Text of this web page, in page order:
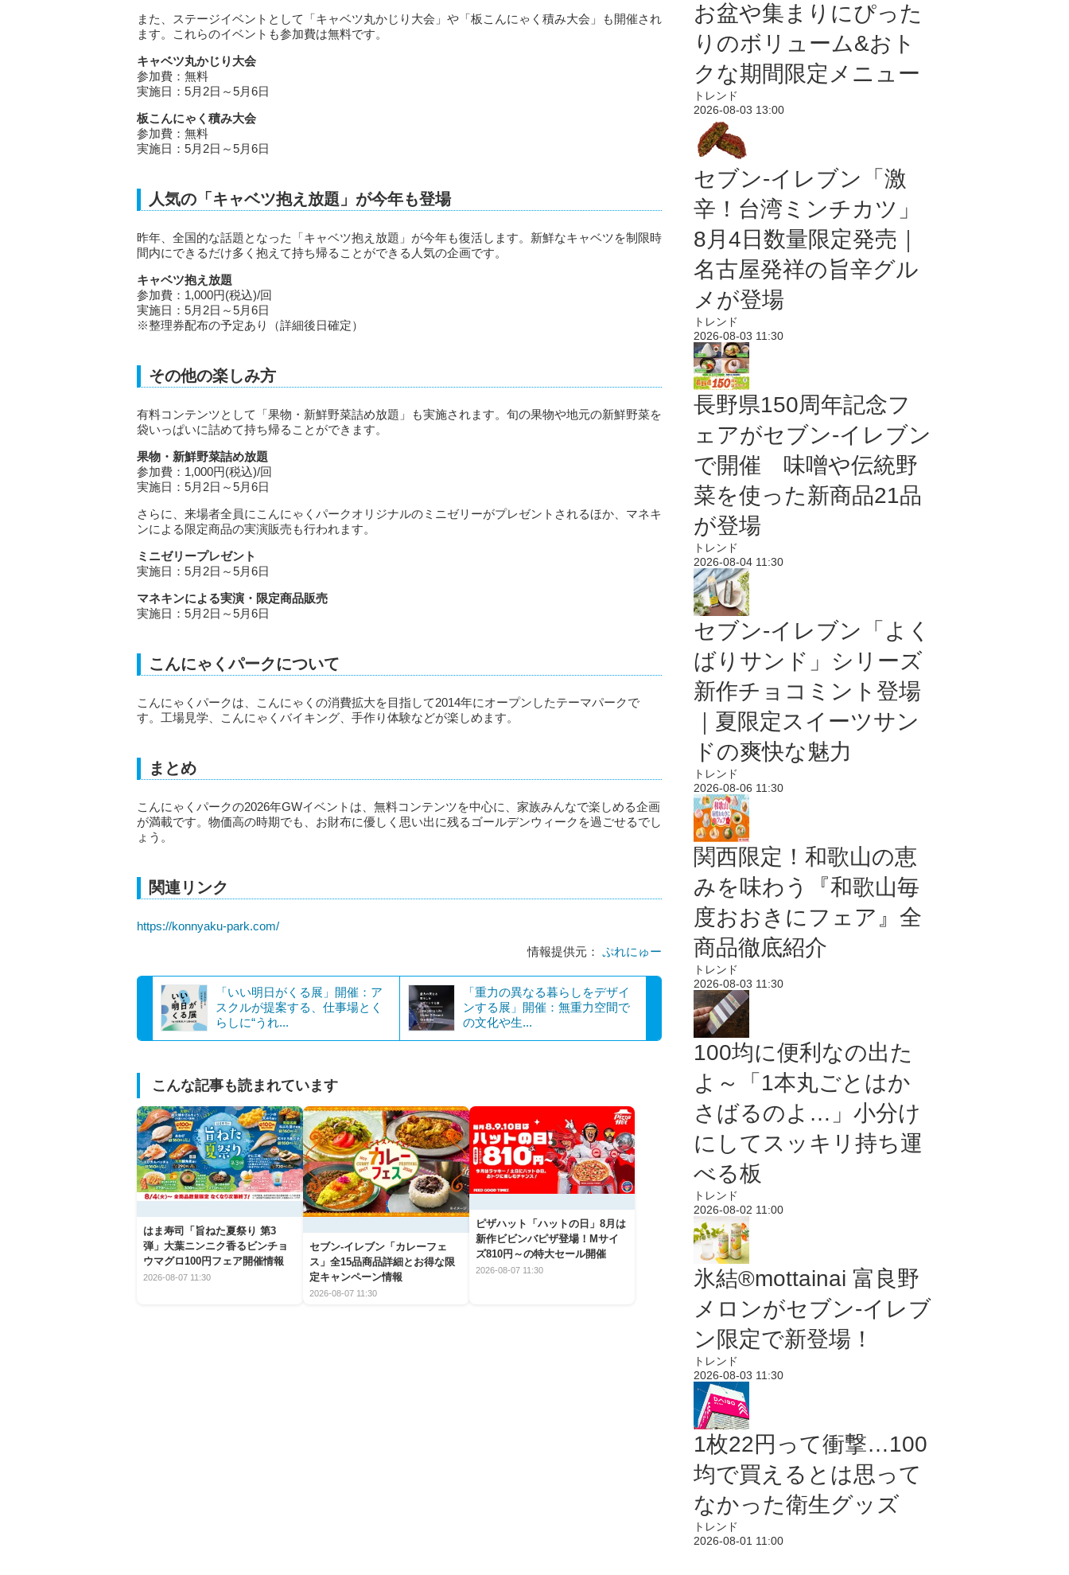
また、ステージイベントとして「キャベツ丸かじり大会」や「板こんにゃく積み大会」も開催され
ます。これらのイベントも参加費は無料です。
キャベツ丸かじり大会
参加費：無料
実施日：5月2日～5月6日
板こんにゃく積み大会
参加費：無料
実施日：5月2日～5月6日
人気の「キャベツ抱え放題」が今年も登場
昨年、全国的な話題となった「キャベツ抱え放題」が今年も復活します。新鮮なキャベツを制限時
間内にできるだけ多く抱えて持ち帰ることができる人気の企画です。
キャベツ抱え放題
参加費：1,000円(税込)/回
実施日：5月2日～5月6日
※整理券配布の予定あり（詳細後日確定）
その他の楽しみ方
有料コンテンツとして「果物・新鮮野菜詰め放題」も実施されます。旬の果物や地元の新鮮野菜を
袋いっぱいに詰めて持ち帰ることができます。
果物・新鮮野菜詰め放題
参加費：1,000円(税込)/回
実施日：5月2日～5月6日
さらに、来場者全員にこんにゃくパークオリジナルのミニゼリーがプレゼントされるほか、マネキ
ンによる限定商品の実演販売も行われます。
ミニゼリープレゼント
実施日：5月2日～5月6日
マネキンによる実演・限定商品販売
実施日：5月2日～5月6日
こんにゃくパークについて
こんにゃくパークは、こんにゃくの消費拡大を目指して2014年にオープンしたテーマパークで
す。工場見学、こんにゃくバイキング、手作り体験などが楽しめます。
まとめ
こんにゃくパークの2026年GWイベントは、無料コンテンツを中心に、家族みんなで楽しめる企画
が満載です。物価高の時期でも、お財布に優しく思い出に残るゴールデンウィークを過ごせるでし
ょう。
関連リンク
https://konnyaku-park.com/
情報提供元： ぷれにゅー
「いい明日がくる展」開催：ア
スクルが提案する、仕事場とく
らしに“うれ...
「重力の異なる暮らしをデザイ
ンする展」開催：無重力空間で
の文化や生...
こんな記事も読まれています
はま寿司「旨ねた夏祭り 第3
弾」大葉ニンニク香るビンチョ
ウマグロ100円フェア開催情報
2026-08-07 11:30
セブン‐イレブン「カレーフェ
ス」全15品商品詳細とお得な限
定キャンペーン情報
2026-08-07 11:30
ピザハット「ハットの日」8月は
新作ビビンバピザ登場！Mサイ
ズ810円～の特大セール開催
2026-08-07 11:30
お盆や集まりにぴった
りのボリューム&おト
クな期間限定メニュー
トレンド
2026-08-03 13:00
セブン-イレブン「激
辛！台湾ミンチカツ」
8月4日数量限定発売｜
名古屋発祥の旨辛グル
メが登場
トレンド
2026-08-03 11:30
長野県150周年記念フ
ェアがセブン-イレブン
で開催 味噌や伝統野
菜を使った新商品21品
が登場
トレンド
2026-08-04 11:30
セブン‐イレブン「よく
ばりサンド」シリーズ
新作チョコミント登場
｜夏限定スイーツサン
ドの爽快な魅力
トレンド
2026-08-06 11:30
関西限定！和歌山の恵
みを味わう『和歌山毎
度おおきにフェア』全
商品徹底紹介
トレンド
2026-08-03 11:30
100均に便利なの出た
よ～「1本丸ごとはか
さばるのよ…」小分け
にしてスッキリ持ち運
べる板
トレンド
2026-08-02 11:00
氷結®mottainai 富良野
メロンがセブン‐イレブ
ン限定で新登場！
トレンド
2026-08-03 11:30
1枚22円って衝撃…100
均で買えるとは思って
なかった衛生グッズ
トレンド
2026-08-01 11:00